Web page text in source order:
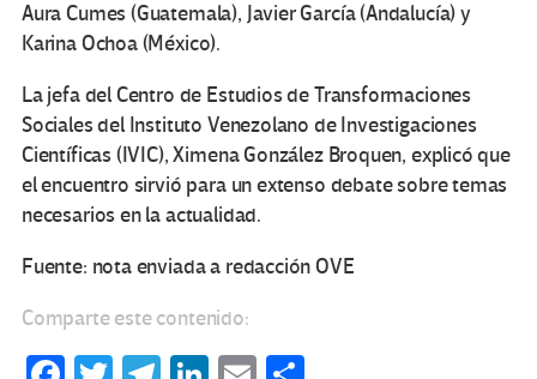
Aura Cumes (Guatemala), Javier García (Andalucía) y
Karina Ochoa (México).
La jefa del Centro de Estudios de Transformaciones
Sociales del Instituto Venezolano de Investigaciones
Científicas (IVIC), Ximena González Broquen, explicó que
el encuentro sirvió para un extenso debate sobre temas
necesarios en la actualidad.
Fuente: nota enviada a redacción OVE
Comparte este contenido: